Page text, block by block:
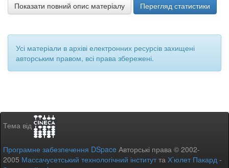
Показати повний опис матеріалу Перегляд статистики
Усі матеріали в архіві електронних ресурсів захищені
авторським правом, всі права збережені.
Тема від
Програмне забезпечення DSpace Авторські права © 2002-
2005 Массачусетський технологічний інститутта Х’юлет Пакард -